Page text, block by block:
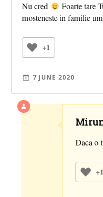
Nu cred
Foarte tare
mosteneste in familie
+1
7 JUNE 2020
Daca o
+1